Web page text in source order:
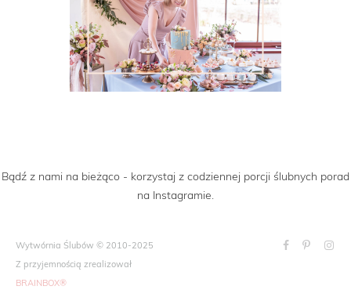
Bądź z nami na bieżąco - korzystaj z codziennej porcji ślubnych porad
na Instagramie.
Wytwórnia Ślubów © 2010-2025
Z przyjemnością zrealizował
BRAINBOX®